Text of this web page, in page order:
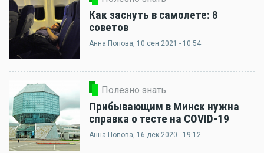
Как заснуть в самолете: 8
советов
Анна Попова, 10 сен 2021 - 10:54
Полезно знать
Прибывающим в Минск нужна
справка о тесте на COVID-19
Анна Попова, 16 дек 2020 - 19:12